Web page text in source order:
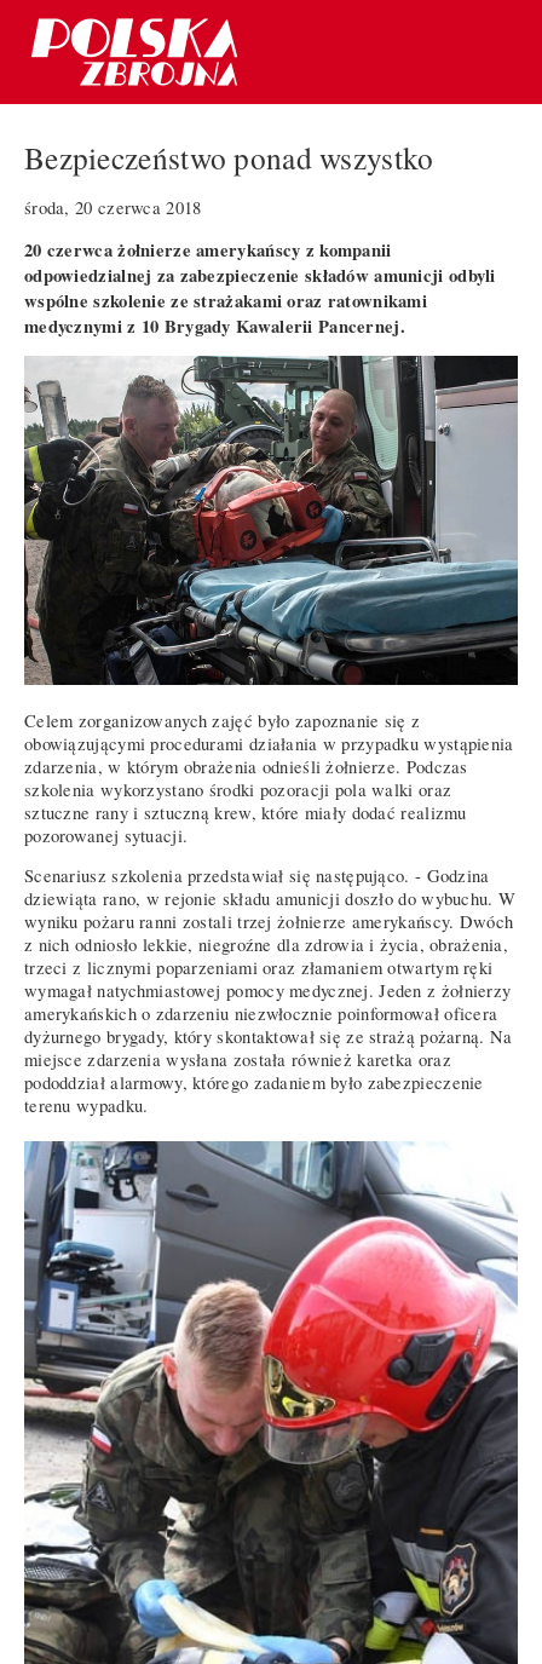
Bezpieczeństwo ponad wszystko
środa, 20 czerwca 2018
20 czerwca żołnierze amerykańscy z kompanii
odpowiedzialnej za zabezpieczenie składów amunicji odbyli
wspólne szkolenie ze strażakami oraz ratownikami
medycznymi z 10 Brygady Kawalerii Pancernej.
Celem zorganizowanych zajęć było zapoznanie się z
obowiązującymi procedurami działania w przypadku wystąpienia
zdarzenia, w którym obrażenia odnieśli żołnierze. Podczas
szkolenia wykorzystano środki pozoracji pola walki oraz
sztuczne rany i sztuczną krew, które miały dodać realizmu
pozorowanej sytuacji.
Scenariusz szkolenia przedstawiał się następująco. - Godzina
dziewiąta rano, w rejonie składu amunicji doszło do wybuchu. W
wyniku pożaru ranni zostali trzej żołnierze amerykańscy. Dwóch
z nich odniosło lekkie, niegroźne dla zdrowia i życia, obrażenia,
trzeci z licznymi poparzeniami oraz złamaniem otwartym ręki
wymagał natychmiastowej pomocy medycznej. Jeden z żołnierzy
amerykańskich o zdarzeniu niezwłocznie poinformował oficera
dyżurnego brygady, który skontaktował się ze strażą pożarną. Na
miejsce zdarzenia wysłana została również karetka oraz
pododdział alarmowy, którego zadaniem było zabezpieczenie
terenu wypadku.